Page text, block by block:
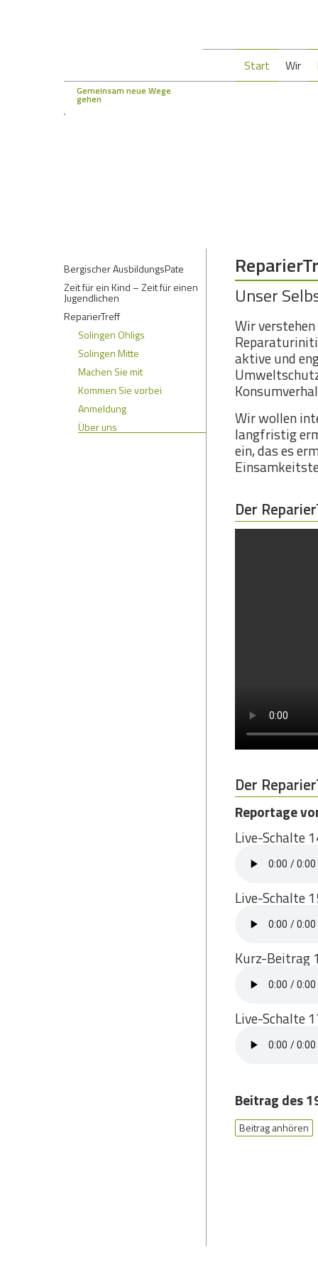
Start Wir
Gemeinsam neue Wege
gehen
Bergischer AusbildungsPate
Zeit für ein Kind – Zeit für einen
Jugendlichen
ReparierTreff
Solingen Ohligs
Solingen Mitte
Machen Sie mit
Kommen Sie vorbei
Anmeldung
Über uns
Unser
Wir
aktive und
Wir wollen
langfristig
ein, das es
Der
Der
Reportage
Live-Schalte
Live-Schalte
Kurz-Beitrag
Live-Schalte
Beitrag des
Beitrag anhören